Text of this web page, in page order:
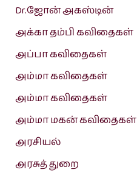
Dr.ஜோன் அகஸ்டின்
அக்கா தம்பி கவிதைகள்
அப்பா கவிதைகள்
அம்மா கவிதைகள்
அம்மா கவிதைகள்
அம்மா மகன் கவிதைகள்
அரசியல்
அரசுத் துறை